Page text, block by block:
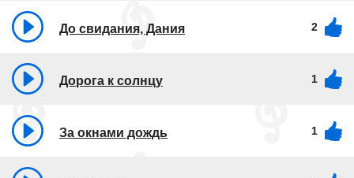
До свидания, Дания 2
Дорога к солнцу 1
За окнами дождь 1